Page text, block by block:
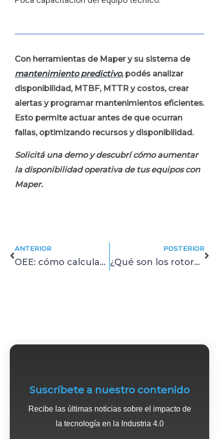
Con herramientas de Maper y su sistema de
mantenimiento predictivo, podés analizar
disponibilidad, MTBF, MTTR y costos, crear
alertas y programar mantenimientos eficientes.
Esto permite actuar antes de que ocurran
fallas, optimizando recursos y disponibilidad.
Solicitá una demo y descubrí cómo aumentar
la disponibilidad operativa de tus equipos con
Maper.
ANTERIOR
OEE: cómo calcular la eficiencia operativa de tus equipos
POSTERIOR
¿Qué son los rotores en motores eléctricos y cómo mantenerlos?
Suscríbete a nuestro contenido
Recibe las últimas noticias sobre el impacto de
la tecnología en la Industria 4.0